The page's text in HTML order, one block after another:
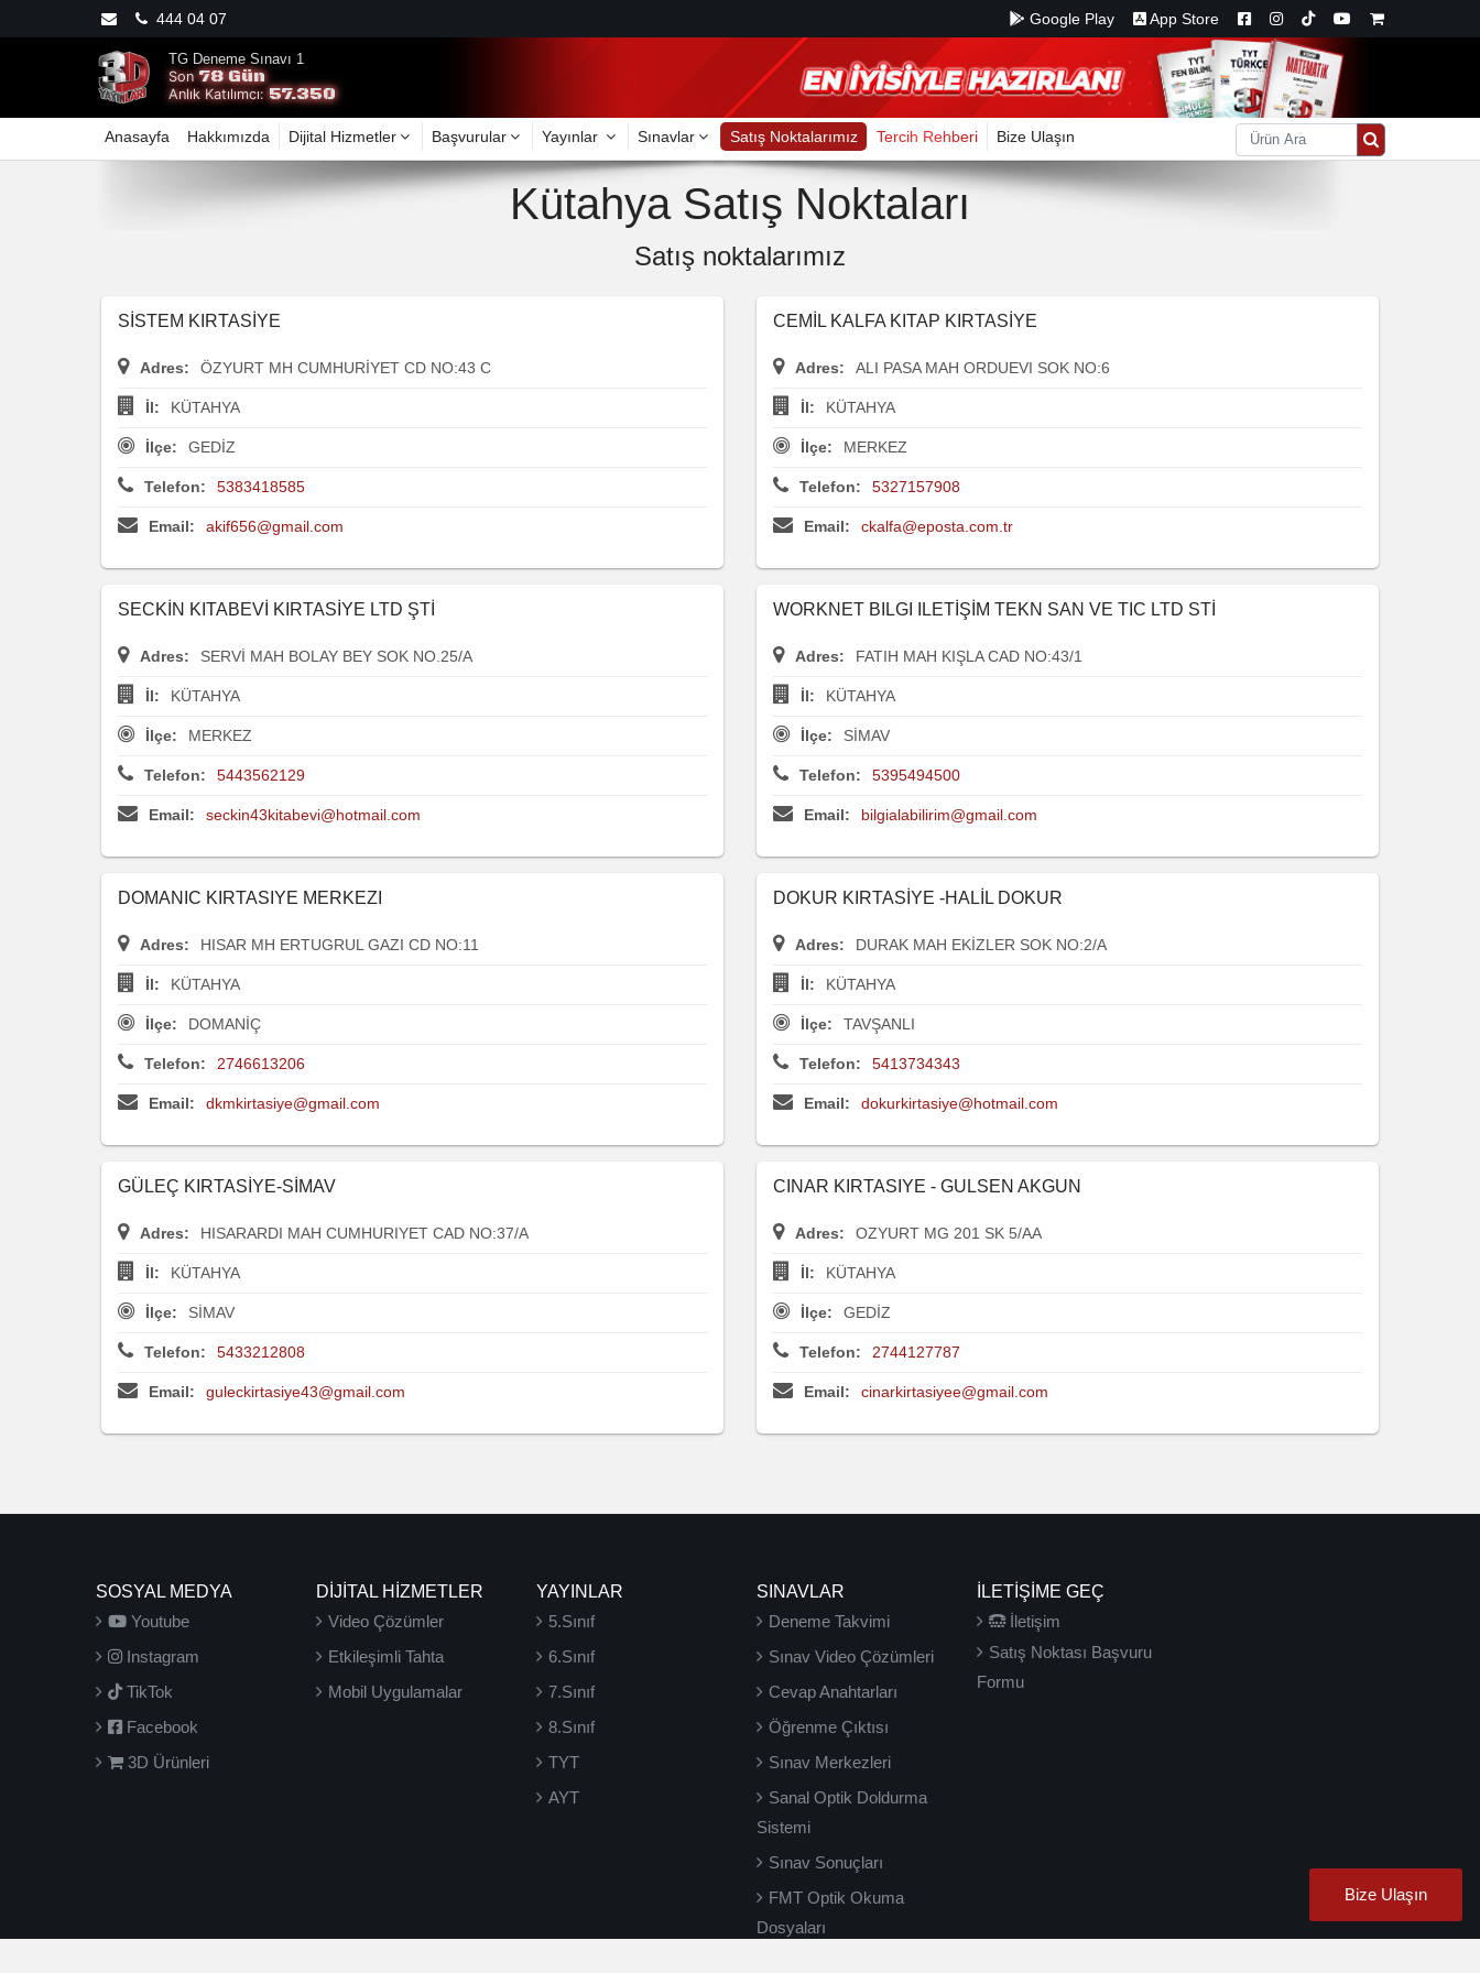
444 04 07 Google Play App Store
TG Deneme Sınavı 1
Son78 Gün
Anlık Katılımcı:57.350
Anasayfa Hakkımızda Dijital Hizmetler Başvurular Yayınlar Sınavlar Satış Noktalarımız Tercih Rehberi Bize Ulaşın
Kütahya Satış Noktaları
Satış noktalarımız
SİSTEM KIRTASİYE
Adres: ÖZYURT MH CUMHURİYET CD NO:43 C
İl: KÜTAHYA
İlçe: GEDİZ
Telefon: 5383418585
Email: akif656@gmail.com
CEMİL KALFA KITAP KIRTASİYE
Adres: ALI PASA MAH ORDUEVI SOK NO:6
İl: KÜTAHYA
İlçe: MERKEZ
Telefon: 5327157908
Email: ckalfa@eposta.com.tr
SECKİN KITABEVİ KIRTASİYE LTD ŞTİ
Adres: SERVİ MAH BOLAY BEY SOK NO.25/A
İl: KÜTAHYA
İlçe: MERKEZ
Telefon: 5443562129
Email: seckin43kitabevi@hotmail.com
WORKNET BILGI ILETİŞİM TEKN SAN VE TIC LTD STİ
Adres: FATIH MAH KIŞLA CAD NO:43/1
İl: KÜTAHYA
İlçe: SİMAV
Telefon: 5395494500
Email: bilgialabilirim@gmail.com
DOMANIC KIRTASIYE MERKEZI
Adres: HISAR MH ERTUGRUL GAZI CD NO:11
İl: KÜTAHYA
İlçe: DOMANİÇ
Telefon: 2746613206
Email: dkmkirtasiye@gmail.com
DOKUR KIRTASİYE -HALİL DOKUR
Adres: DURAK MAH EKİZLER SOK NO:2/A
İl: KÜTAHYA
İlçe: TAVŞANLI
Telefon: 5413734343
Email: dokurkirtasiye@hotmail.com
GÜLEÇ KIRTASİYE-SİMAV
Adres: HISARARDI MAH CUMHURIYET CAD NO:37/A
İl: KÜTAHYA
İlçe: SİMAV
Telefon: 5433212808
Email: guleckirtasiye43@gmail.com
CINAR KIRTASIYE - GULSEN AKGUN
Adres: OZYURT MG 201 SK 5/AA
İl: KÜTAHYA
İlçe: GEDİZ
Telefon: 2744127787
Email: cinarkirtasiyee@gmail.com
SOSYAL MEDYA
Youtube
Instagram
TikTok
Facebook
3D Ürünleri
DİJİTAL HİZMETLER
Video Çözümler
Etkileşimli Tahta
Mobil Uygulamalar
YAYINLAR
5.Sınıf
6.Sınıf
7.Sınıf
8.Sınıf
TYT
AYT
SINAVLAR
Deneme Takvimi
Sınav Video Çözümleri
Cevap Anahtarları
Öğrenme Çıktısı
Sınav Merkezleri
Sanal Optik Doldurma
Sistemi
Sınav Sonuçları
FMT Optik Okuma
Dosyaları
İLETIŞIME GEÇ
İletişim
Satış Noktası Başvuru
Formu
Bize Ulaşın